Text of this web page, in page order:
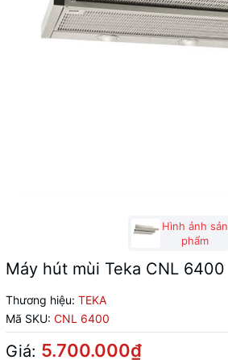
Hình ảnh sản
phẩm
Máy hút mùi Teka CNL 6400
Thương hiệu: TEKA
Mã SKU: CNL 6400
Giá: 5.700.000₫